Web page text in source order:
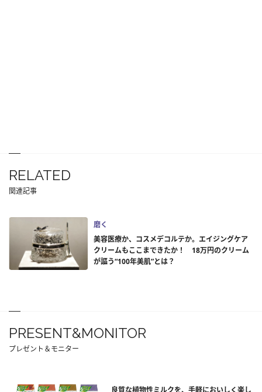
RELATED
関連記事
磨く
美容医療か、コスメデコルテか。エイジングケア
クリームもここまできたか！ 18万円のクリーム
が謳う“100年美肌”とは？
PRESENT&MONITOR
プレゼント＆モニター
良質な植物性ミルクを、手軽においしく楽し